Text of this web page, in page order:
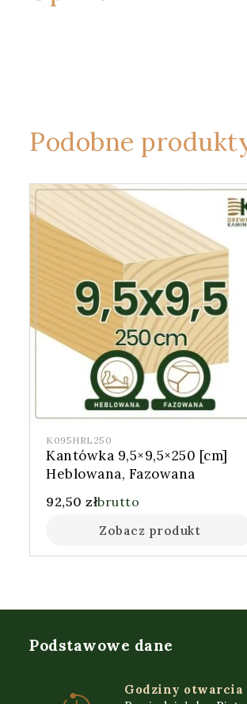
Podobne
K095HRL250
Kantówka 9,5×9,5×250 [cm]
Heblowana, Fazowana
92,50 złbrutto
Zobacz produkt
Podstawowe dane
Godziny otwarcia